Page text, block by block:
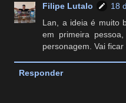
Filipe Lutalo
18
Lan, a ideia é muito
em primeira
personagem. Vai
Responder